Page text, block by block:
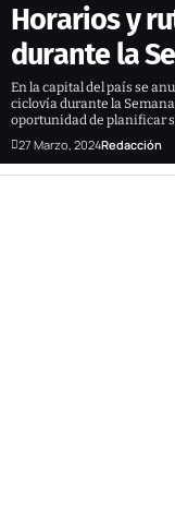
Horarios y
durante la
En la capital del país se
ciclovía durante la
oportunidad de planificar
27 Marzo, 2024Redacción